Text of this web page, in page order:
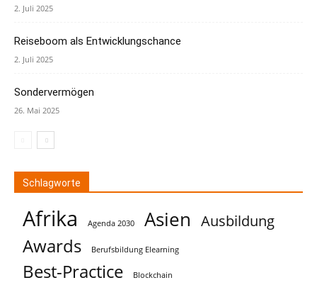
2. Juli 2025
Reiseboom als Entwicklungschance
2. Juli 2025
Sondervermögen
26. Mai 2025
Schlagworte
Afrika Agenda 2030 Asien Ausbildung
Awards Berufsbildung Elearning
Best-Practice Blockchain